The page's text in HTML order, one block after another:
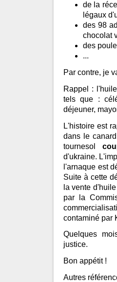
de la
légaux
des 98
chocolat
des
...
Par contre, je
Rappel :
tels que :
déjeuner,
L'histoire est
dans le
tournesol
d'ukraine.
l'arnaque est
Suite à cette
la vente
par la
contaminé par
Quelques
justice.
Bon appétit !
Autres